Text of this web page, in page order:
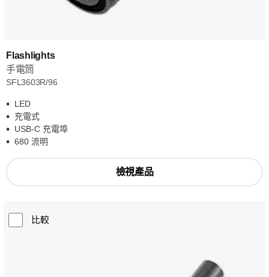
Flashlights
手電筒
SFL3603R/96
LED
充電式
USB-C 充電埠
680 流明
檢視產品
比較